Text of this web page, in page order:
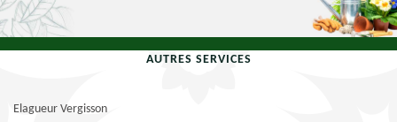
AUTRES SERVICES
Elagueur Vergisson